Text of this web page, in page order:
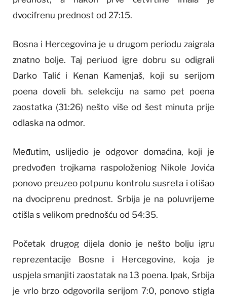
dvocifrenu prednost od 27:15.
Bosna i Hercegovina je u drugom periodu zaigrala
znatno bolje. Taj periuod igre dobru su odigrali
Darko Talić i Kenan Kamenjaš, koji su serijom
poena doveli bh. selekciju na samo pet poena
zaostatka (31:26) nešto više od šest minuta prije
odlaska na odmor.
Međutim, uslijedio je odgovor domaćina, koji je
predvođen trojkama raspoloženiog Nikole Jovića
ponovo preuzeo potpunu kontrolu susreta i otišao
na dvociprenu prednost. Srbija je na poluvrijeme
otišla s velikom prednošću od 54:35.
Početak drugog dijela donio je nešto bolju igru
reprezentacije Bosne i Hercegovine, koja je
uspjela smanjiti zaostatak na 13 poena. Ipak, Srbija
je vrlo brzo odgovorila serijom 7:0, ponovo stigla